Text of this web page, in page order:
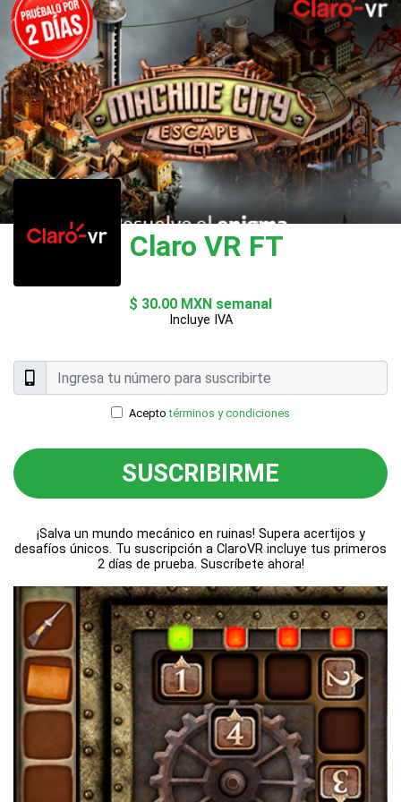
Claro VR FT
$ 30.00 MXN semanal
Incluye IVA
Aceptotérminos y condiciones
SUSCRIBIRME
¡Salva un mundo mecánico en ruinas! Supera acertijos y
desafíos únicos. Tu suscripción a ClaroVR incluye tus primeros
2 días de prueba. Suscríbete ahora!